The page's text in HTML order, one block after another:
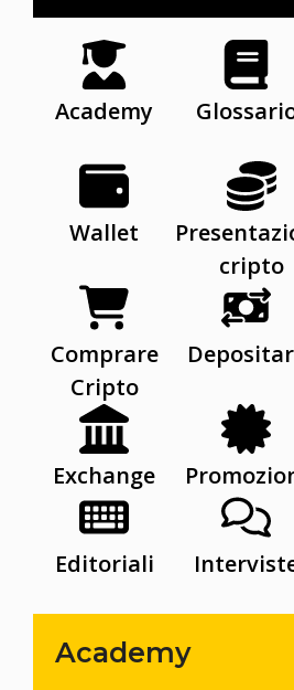
Academy
Wallet
cripto
Comprare
Cripto
Exchange
Editoriali
Academy